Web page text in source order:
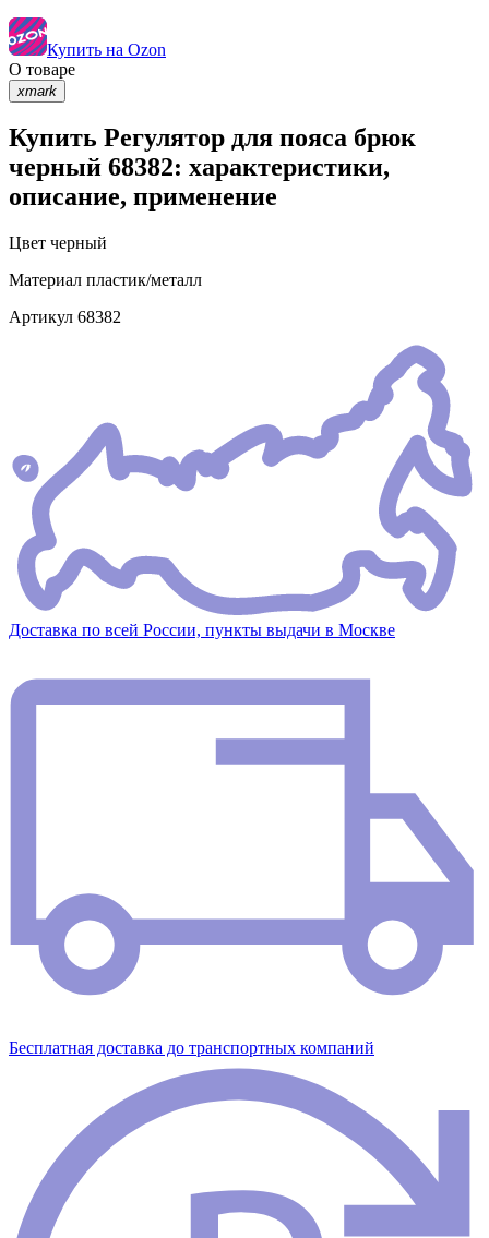
Купить на Ozon
О товаре
xmark
Купить Регулятор для пояса брюк
черный 68382: характеристики,
описание, применение
Цвет черный
Материал пластик/металл
Артикул 68382
Доставка по всей России, пункты выдачи в Москве
Бесплатная доставка до транспортных компаний